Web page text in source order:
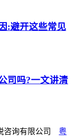
:避开这些常见
司吗?一文讲清
咨询有限公司 粤